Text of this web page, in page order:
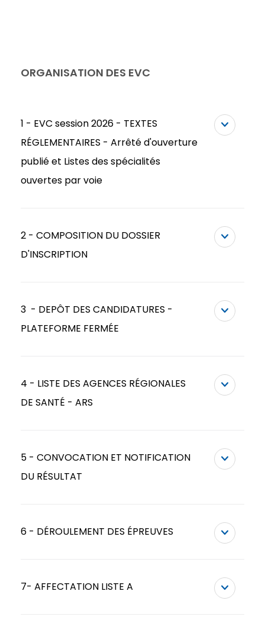
ORGANISATION DES EVC
1 - EVC session 2026 - TEXTES
RÉGLEMENTAIRES - Arrêté d'ouverture
publié et Listes des spécialités
ouvertes par voie
2 - COMPOSITION DU DOSSIER
D'INSCRIPTION
3 - DEPÔT DES CANDIDATURES -
PLATEFORME FERMÉE
4 - LISTE DES AGENCES RÉGIONALES
DE SANTÉ - ARS
5 - CONVOCATION ET NOTIFICATION
DU RÉSULTAT
6 - DÉROULEMENT DES ÉPREUVES
7- AFFECTATION LISTE A